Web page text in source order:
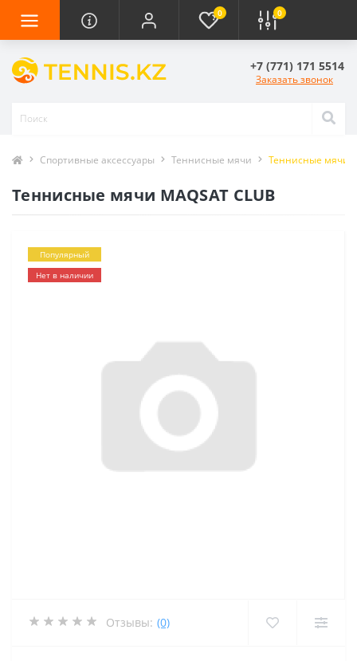
0 0
+7 (771) 171 5514
Заказать звонок
Спортивные аксессуары Теннисные мячи Теннисные мячи
Теннисные мячи MAQSAT CLUB
Популярный
Нет в наличии
Отзывы: (0)